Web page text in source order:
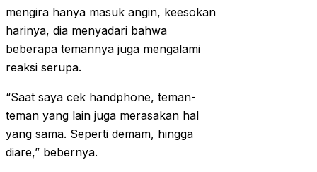
mengira hanya masuk angin, keesokan
harinya, dia menyadari bahwa
beberapa temannya juga mengalami
reaksi serupa.
“Saat saya cek handphone, teman-
teman yang lain juga merasakan hal
yang sama. Seperti demam, hingga
diare,” bebernya.